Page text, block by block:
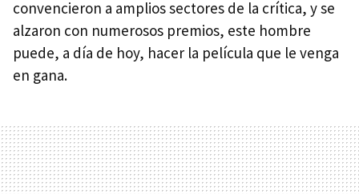
convencieron a amplios sectores de la crítica, y se
alzaron con numerosos premios, este hombre
puede, a día de hoy, hacer la película que le venga
en gana.